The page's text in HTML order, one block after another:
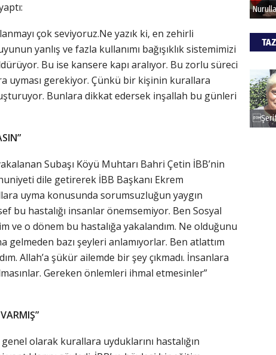
çok seviyoruz.Ne yazık ki, en zehirli
yanlış ve fazla kullanımı bağışıklık sistemimizi
Bu ise kansere kapı aralıyor. Bu zorlu süreci
uyması gerekiyor. Çünkü bir kişinin kurallara
Bunlara dikkat edersek inşallah bu günleri
Subaşı Köyü Muhtarı Bahri Çetin İBB’nin
dile getirerek İBB Başkanı Ekrem
uyma konusunda sorumsuzluğun yaygın
bu hastalığı insanlar önemsemiyor. Ben Sosyal
ve o dönem bu hastalığa yakalandım. Ne olduğunu
gelmeden bazı şeyleri anlamıyorlar. Ben atlattım
Allah’a şükür ailemde bir şey çıkmadı. İnsanlara
Gereken önlemleri ihmal etmesinler”
olarak kurallara uyduklarını hastalığın